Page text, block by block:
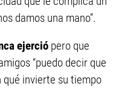
damos una mano”.
ejerció pero que
“puedo decir que
qué invierte su tiempo